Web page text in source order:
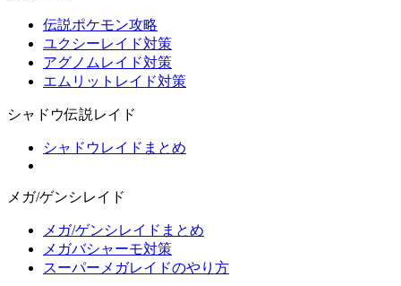
伝説ポケモン攻略
ユクシーレイド対策
アグノムレイド対策
エムリットレイド対策
シャドウ伝説レイド
シャドウレイドまとめ
メガ/ゲンシレイド
メガ/ゲンシレイドまとめ
メガバシャーモ対策
スーパーメガレイドのやり方